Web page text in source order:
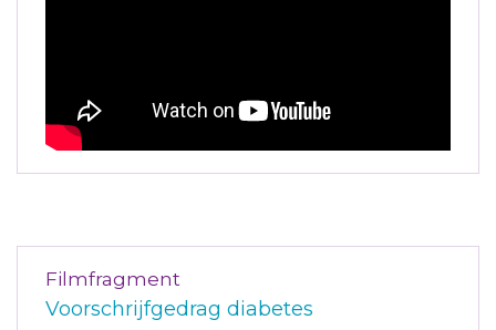
Filmfragment
Voorschrijfgedrag diabetes